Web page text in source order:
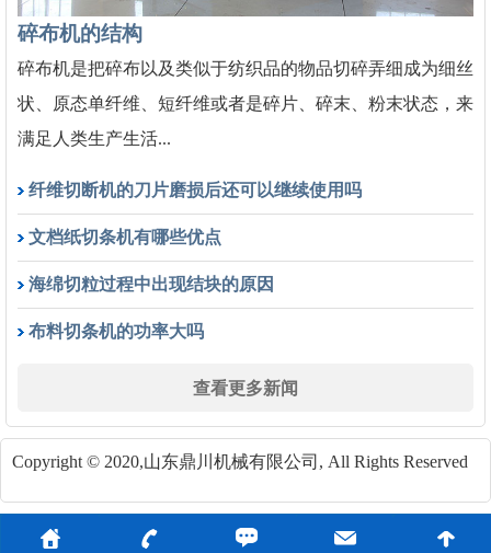
碎布机的结构
碎布机是把碎布以及类似于纺织品的物品切碎弄细成为细丝
状、原态单纤维、短纤维或者是碎片、碎末、粉末状态，来
满足人类生产生活...
纤维切断机的刀片磨损后还可以继续使用吗
文档纸切条机有哪些优点
海绵切粒过程中出现结块的原因
布料切条机的功率大吗
查看更多新闻
Copyright © 2020,山东鼎川机械有限公司, All Rights Reserved